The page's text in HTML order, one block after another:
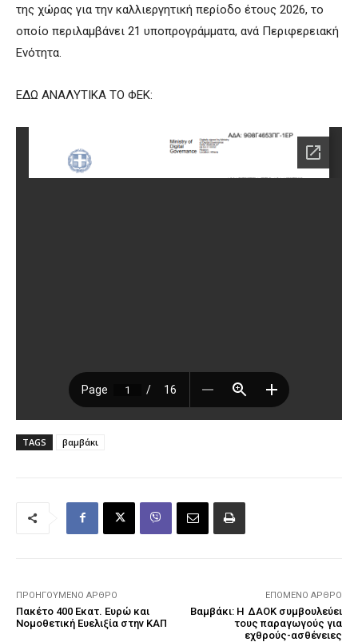
της χώρας για την καλλιεργητική περίοδο έτους 2026, το
οποίο περιλαμβάνει 21 υποπρογράμματα, ανά Περιφερειακή
Ενότητα.
ΕΔΩ ΑΝΑΛΥΤΙΚΑ ΤΟ ΦΕΚ:
TAGS βαμβάκι
ΠΡΟΗΓΟΎΜΕΝΟ ΆΡΘΡΟ
Πακέτο 400 Εκατ. Ευρώ και
Νομοθετική Ευελιξία στην ΚΑΠ
ΕΠΌΜΕΝΟ ΆΡΘΡΟ
Βαμβάκι: Η ΔΑΟΚ συμβουλεύει
τους παραγωγούς για
εχθρούς-ασθένειες